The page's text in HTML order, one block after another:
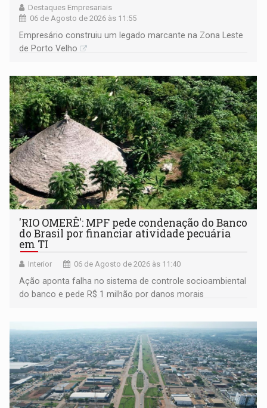
Destaques Empresariais
06 de Agosto de 2026 às 11:55
Empresário construiu um legado marcante na Zona Leste
de Porto Velho
'RIO OMERÊ': MPF pede condenação do Banco
do Brasil por financiar atividade pecuária
em TI
Interior 06 de Agosto de 2026 às 11:40
Ação aponta falha no sistema de controle socioambiental
do banco e pede R$ 1 milhão por danos morais